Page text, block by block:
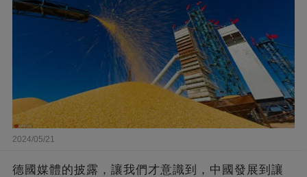
2024/05/21
德國媒體的披露，讓我們才意識到，中國發展到讓